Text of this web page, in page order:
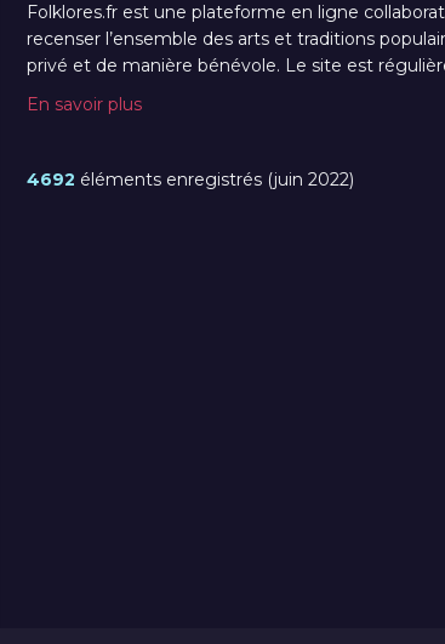
Folklores.fr est une plateforme en ligne
recenser l’ensemble des arts et traditions
privé et de manière bénévole. Le site est
En savoir plus
4692 éléments enregistrés (juin 2022)